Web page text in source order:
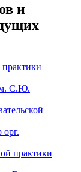
и
С.Ю.
орг.
практики